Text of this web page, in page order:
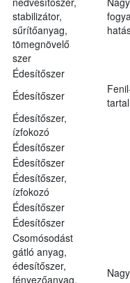
stabilizátor,
sűrítőanyag,
tömegnövelő
szer
Édesítőszer
Édesítőszer
Édesítőszer,
ízfokozó
Édesítőszer
Édesítőszer
Édesítőszer,
ízfokozó
Édesítőszer
Édesítőszer
Csomósodást
gátló anyag,
édesítőszer,
fényezőanyag,